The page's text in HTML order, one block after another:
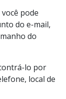
pode
do e-mail,
do
lo por
local de